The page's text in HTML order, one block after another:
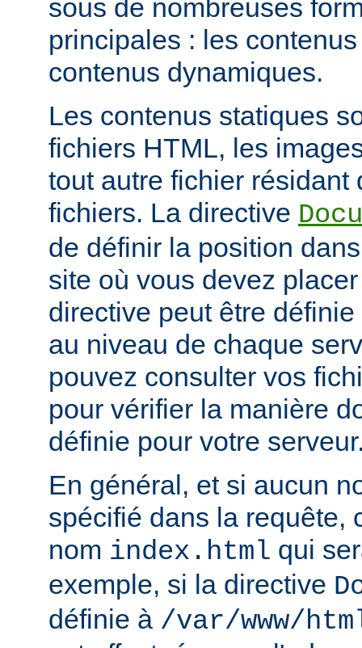
sous de nombreuses
principales : les
contenus dynamiques.
Les contenus statiques
fichiers HTML, les
tout autre fichier résidant
fichiers. La directive
de définir la position
site où vous devez
directive peut être
au niveau de chaque
pouvez consulter vos
pour vérifier la manière
définie pour votre
En général, et si aucun
spécifié dans la requête,
nom index.html qui
exemple, si la directive
définie à /var/www/